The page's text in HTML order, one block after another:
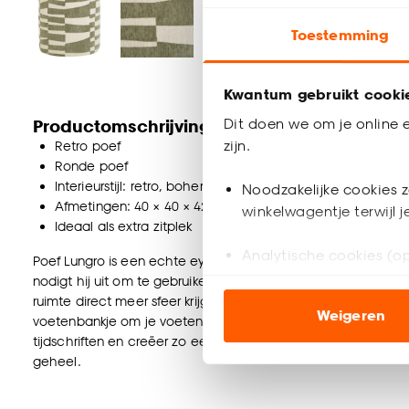
Toestemming
Kwantum gebruikt
Dit doen we om je online
zijn.
Noodzakelijke cookies
winkelwagentje terwijl
Analytische cookies
ook buiten de
Klik op ‘Ja, alles
noodzakelijke cookies
Weigeren
Productomschrijving
Retro poef
Ronde poef
Interieurstijl: retro, bohemian
Afmetingen: 40 × 40 × 42 cm (l × b × h)
Ideaal als extra zitplek
Poef Lungro is een echte eyecatcher in je interieur.
nodigt hij uit om te gebruiken. Het groenkleurige patroon
ruimte direct meer sfeer krijgt. Deze poef is veelzijdig in
voetenbankje om je voeten op te laten rusten. Stijl hem af
tijdschriften en creëer zo een gezellige uitstraling.
geheel.